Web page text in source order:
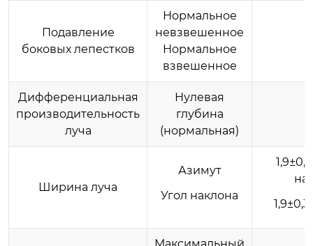
Подавление
боковых лепестков
Нормальное
невзвешенное
Нормальное
взвешенное
Дифференциальная
производительность
луча
Нулевая
глубина
(нормальная)
Ширина луча
Азимут
Угол наклона
Максимальный